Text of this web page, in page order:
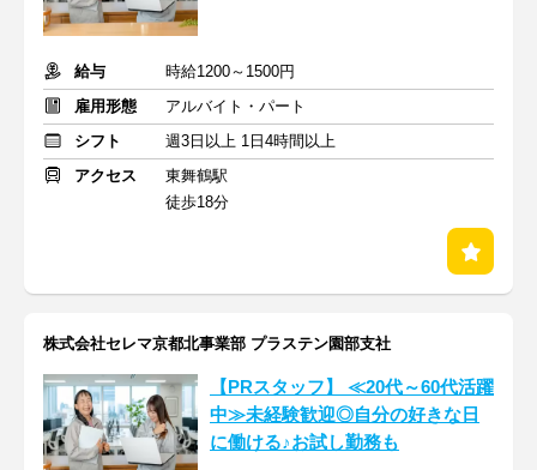
給与
時給1200～1500円
雇用形態
アルバイト・パート
シフト
週3日以上 1日4時間以上
アクセス
東舞鶴駅
徒歩18分
株式会社セレマ京都北事業部 プラステン園部支社
【PRスタッフ】 ≪20代～60代活躍
中≫未経験歓迎◎自分の好きな日
に働ける♪お試し勤務も